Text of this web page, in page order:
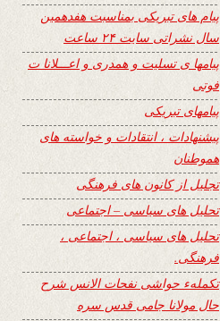
پیام های تبریکی بمناسبت هفدهمین
سال نشراتی سایت ۲۴ ساعت
پیامها ی تسلیت و همدری و اعـــلانا ت
فوتی
پیامهای تبریکی
پیشنهادات ، انتقادات و خواسته های
هموطنان
تجلیل از کانون های فرهنگی
تحلیل های سیاسی – اجتماعی
تحلیل های سیاسی ، اجتماعی ،
فرهنگی.
تکملهء حواشی نفحات الانس شرح
حال مولانا جامی قدس سره